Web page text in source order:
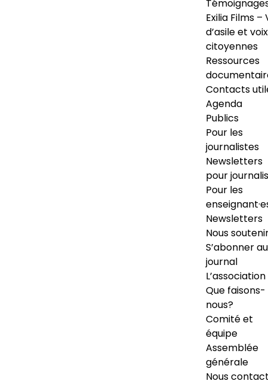
Exilia Films –
d’asile et voix
citoyennes
Ressources
Contacts
Agenda
Publics
Pour les
journalistes
Newsletters
pour
Pour les
Newsletters
Nous
S’abonner au
journal
L’association
Que faisons-
nous?
Comité et
équipe
Assemblée
générale
Nous